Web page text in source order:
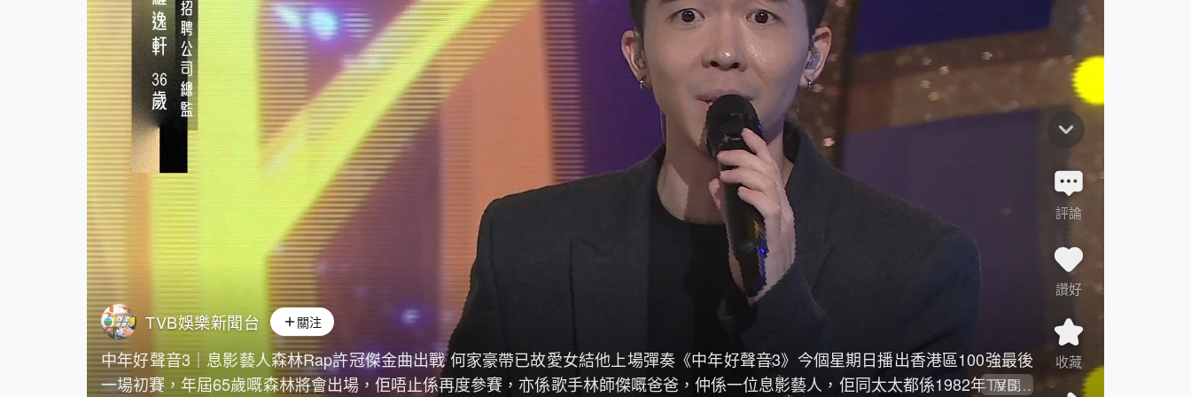
TVB娛樂新聞台 關注
展開
中年好聲音3｜息影藝人森林Rap許冠傑金曲出戰 何家豪帶已故愛女結他上場彈奏 《中年好聲音3》今個星期日播出香港區100強最後
一場初賽，年屆65歲嘅森林將會出場，佢唔止係再度參賽，亦係歌手林師傑嘅爸爸，仲係一位息影藝人，佢同太太都係1982年TVB第
評論
讚好
收藏